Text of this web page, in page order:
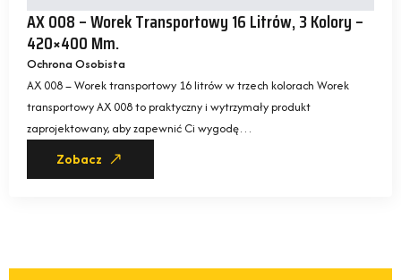
AX 008 – Worek Transportowy 16 Litrów, 3 Kolory –
420×400 Mm.
Ochrona Osobista
AX 008 – Worek transportowy 16 litrów w trzech kolorach Worek
transportowy AX 008 to praktyczny i wytrzymały produkt
zaprojektowany, aby zapewnić Ci wygodę…
Zobacz